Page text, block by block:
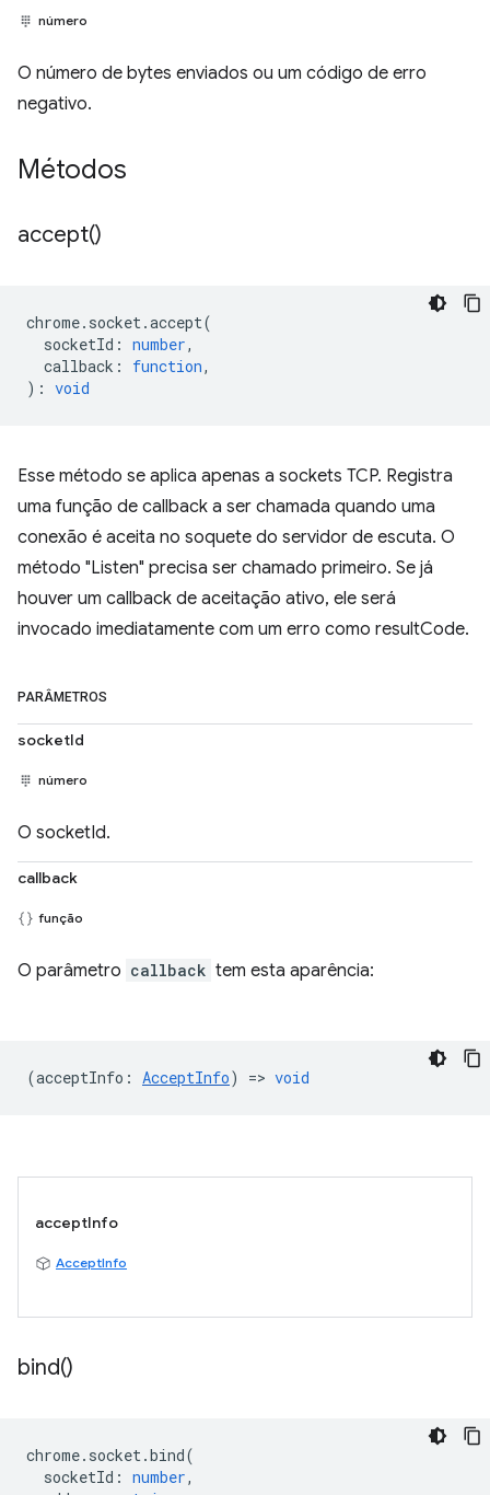
número
O número de bytes enviados ou um código de erro
negativo.
Métodos
accept()
chrome. socket.accept(
socketId : number,
callback : function,
) : void
Esse método se aplica apenas a sockets TCP. Registra
uma função de callback a ser chamada quando uma
conexão é aceita no soquete do servidor de escuta. O
método "Listen" precisa ser chamado primeiro. Se já
houver um callback de aceitação ativo, ele será
invocado imediatamente com um erro como resultCode.
PARÂMETROS
socketId
número
O socketId.
callback
função
O parâmetro callback tem esta aparência:
(acceptInfo : AcceptInfo) => void
acceptInfo
AcceptInfo
bind()
chrome. socket.bind(
socketId : number,